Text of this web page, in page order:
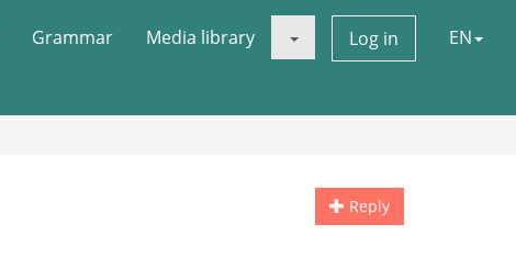
Grammar Media library Log in EN
Reply